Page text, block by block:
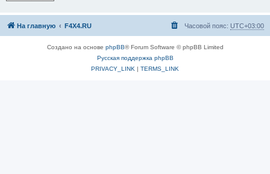
На главную F4X4.RU Часовой пояс: UTC+03:00
Создано на основе phpBB® Forum Software © phpBB Limited
Русская поддержка phpBB
PRIVACY_LINK | TERMS_LINK